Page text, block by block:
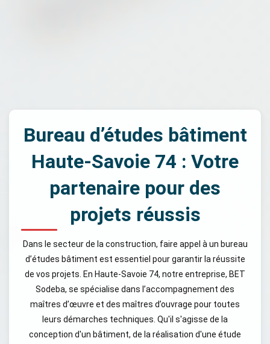
Bureau d’études bâtiment
Haute-Savoie 74 : Votre
partenaire pour des
projets réussis
Dans le secteur de la construction, faire appel à un bureau
d’études bâtiment est essentiel pour garantir la réussite
de vos projets. En Haute-Savoie 74, notre entreprise, BET
Sodeba, se spécialise dans l’accompagnement des
maîtres d’œuvre et des maîtres d’ouvrage pour toutes
leurs démarches techniques. Qu'il s'agisse de la
conception d'un bâtiment, de la réalisation d'une étude